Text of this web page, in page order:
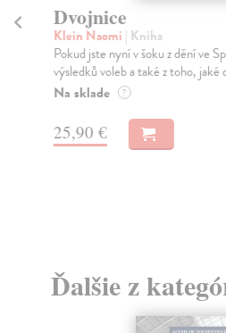
Dvojnice
Klein Naomi | Kniha
Pokud jste nyní v šoku z dění ve
výsledků voleb a také z toho, jaké
Na sklade ?
25,90 €
Ďalšie z